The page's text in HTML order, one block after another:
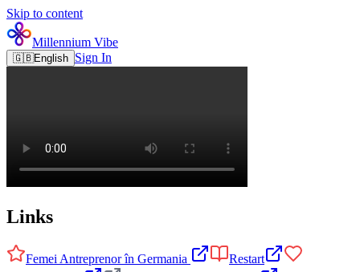
Skip to content
Millennium Vibe
🇬🇧English Sign In
Links
Femei Antreprenor în Germania
Restart